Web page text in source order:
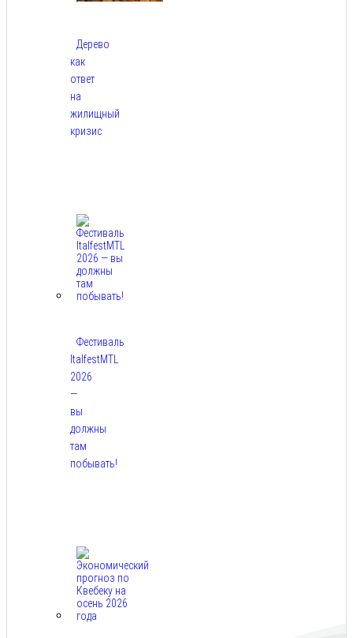
Дерево
как
ответ
на
жилищный
кризис
Фестиваль
ItalfestMTL
2026
—
вы
должны
там
побывать!